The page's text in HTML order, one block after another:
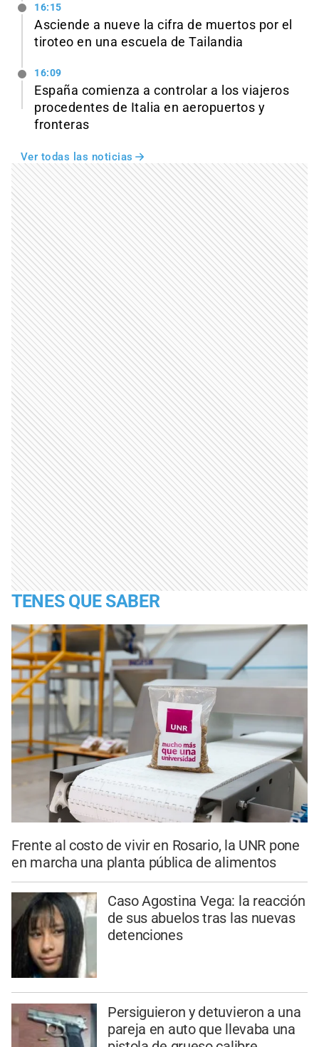
16:15
Asciende a nueve la cifra de muertos por el
tiroteo en una escuela de Tailandia
16:09
España comienza a controlar a los viajeros
procedentes de Italia en aeropuertos y
fronteras
Ver todas las noticias
TENES QUE SABER
Frente al costo de vivir en Rosario, la UNR pone
en marcha una planta pública de alimentos
Caso Agostina Vega: la reacción
de sus abuelos tras las nuevas
detenciones
Persiguieron y detuvieron a una
pareja en auto que llevaba una